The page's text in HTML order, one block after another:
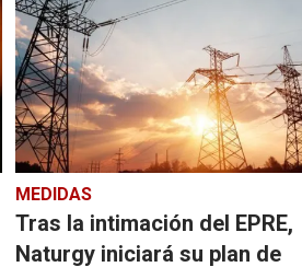
MEDIDAS
Tras la intimación del EPRE,
Naturgy iniciará su plan de